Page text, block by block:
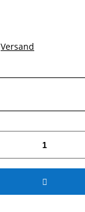
Versand